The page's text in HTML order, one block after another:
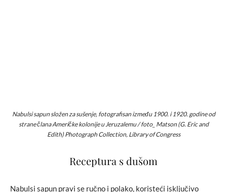
Nabulsi sapun složen za sušenje, fotografisan između 1900. i 1920. godine od
strane člana Američke kolonije u Jeruzalemu / foto_ Matson (G. Eric and
Edith) Photograph Collection, Library of Congress
Receptura s dušom
Nabulsi sapun pravi se ručno i polako, koristeći isključivo